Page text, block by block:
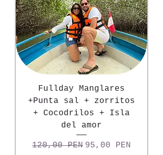
Fullday Manglares
+Punta sal + zorritos
+ Cocodrilos + Isla
del amor
Precio
120,00 PEN Precio de oferta
95,00 PEN